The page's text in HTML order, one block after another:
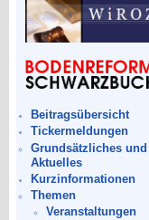
Beitragsübersicht
Tickermeldungen
Grundsätzliches und
Aktuelles
Kurzinformationen
Themen
Veranstaltungen